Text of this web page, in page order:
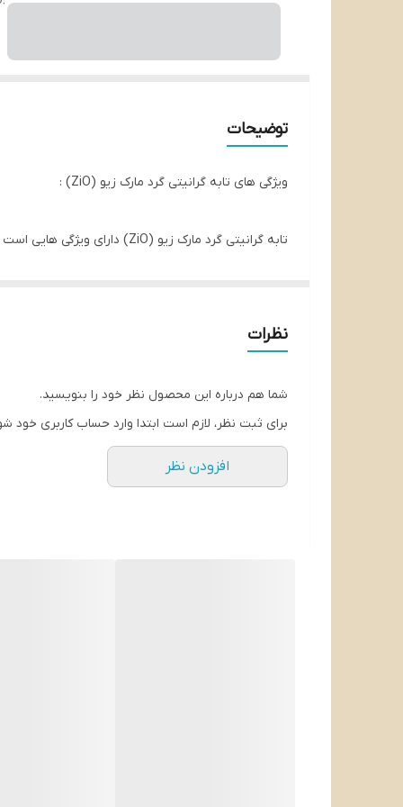
توضیحات
ویژگی های تابه گرانیتی گرد مارک زیو (ZiO) :
تابه گرانیتی گرد مارک زیو (ZiO) دارای ویژگی هایی است که به اختصار به آن اختصار به آن اشاره می کنیم :
مدل محصول :Z_8402
سایز استاندارد 24.26.28.30.32.36.40.44
جنس دسته : دستگیره‌های گرانیتی یک تیکه از جنس
جنس درب : شیشه مقاوم پیرکس
نظرات
شما هم درباره این محصول نظر خود را بنویسید.
برای ثبت نظر، لازم است ابتدا وارد حساب کاربری خود
افزودن نظر